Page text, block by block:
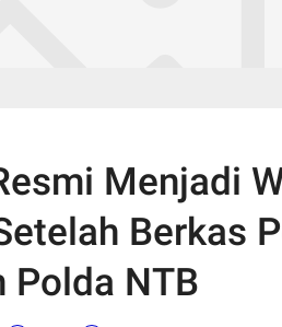
Menjadi
Berkas
Polda NTB